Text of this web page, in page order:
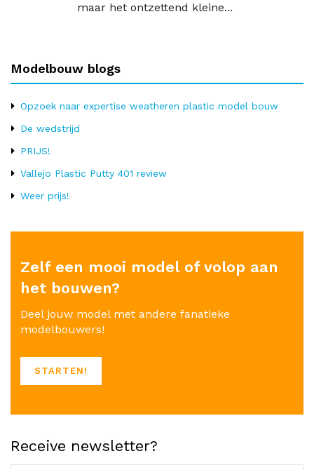
maar het ontzettend kleine...
Modelbouw blogs
Opzoek naar expertise weatheren plastic model bouw
De wedstrijd
PRIJS!
Vallejo Plastic Putty 401 review
Weer prijs!
Zelf een mooi model of volop aan
het bouwen?
Deel jouw model met andere fanatieke
modelbouwers!
STARTEN!
Receive newsletter?